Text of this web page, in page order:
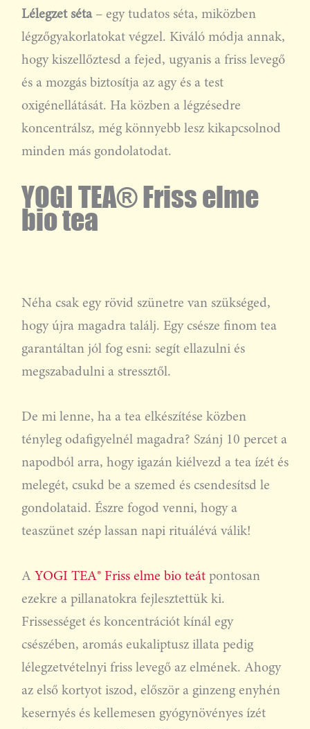
Lélegzet séta– egy tudatos séta, miközben
légzőgyakorlatokat végzel. Kiváló módja annak,
hogy kiszellőztesd a fejed, ugyanis a friss levegő
és a mozgás biztosítja az agy és a test
oxigénellátását. Ha közben a légzésedre
koncentrálsz, még könnyebb lesz kikapcsolnod
minden más gondolatodat.
YOGI TEA® Friss elme
bio tea
Néha csak egy rövid szünetre van szükséged,
hogy újra magadra találj. Egy csésze finom tea
garantáltan jól fog esni: segít ellazulni és
megszabadulni a stressztől.
De mi lenne, ha a tea elkészítése közben
tényleg odafigyelnél magadra? Szánj 10 percet a
napodból arra, hogy igazán kiélvezd a tea ízét és
melegét, csukd be a szemed és csendesítsd le
gondolataid. Észre fogod venni, hogy a
teaszünet szép lassan napi rituálévá válik!
A YOGI TEA® Friss elme bio teátpontosan
ezekre a pillanatokra fejlesztettük ki.
Frissességet és koncentrációt kínál egy
csészében, aromás eukaliptusz illata pedig
lélegzetvételnyi friss levegő az elmének. Ahogy
az első kortyot iszod, először a ginzeng enyhén
kesernyés és kellemesen gyógynövényes ízét